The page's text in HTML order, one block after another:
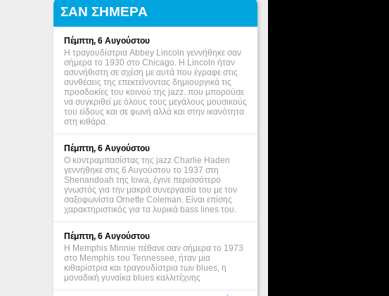
ΣΑΝ ΣΗΜΕΡΑ
Πέμπτη, 6 Αυγούστου
Η τραγουδίστρια Abbey Lincoln γεννήθηκε σαν
σήμερα το 1930 στο Chicago. Η Lincoln ήταν
ασυνήθιστη σε σχέση με αυτά που έγραφε στις
συνθέσεις της επεκτείνοντας δημιουργικά τις
προσδοκίες του κοινού της jazz. που μπορούσε
να συγκριθεί με όλους τους μεγάλους μουσικούς
του είδους και σε φωνή αλλά και στην ικανότητα
στη κιθάρα.
Πέμπτη, 6 Αυγούστου
Ο κοντραμπασίστας της jazz Charlie Haden
γεννήθηκε στις 6 Αυγούστου το 1937 στη
Shenandoah της Iowa, έγινε περισσότερο
γνωστός για την μακρά συνεργασία του με τον
σαξοφωνίστα Ornette Coleman. Είναι επίσης
χαρακτηριστικός για τα λυρικά bass lines του.
Πέμπτη, 6 Αυγούστου
Η Memphis Minnie πέθανε σαν σήμερα το 1973
στο Memphis του Tennessee, ήταν μια
κιθαρίστρια και τραγουδίστρια των blues, η
μοναδική γυναίκα blues καλλιτέχνης